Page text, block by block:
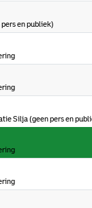
en publiek)
Silja (geen pers en